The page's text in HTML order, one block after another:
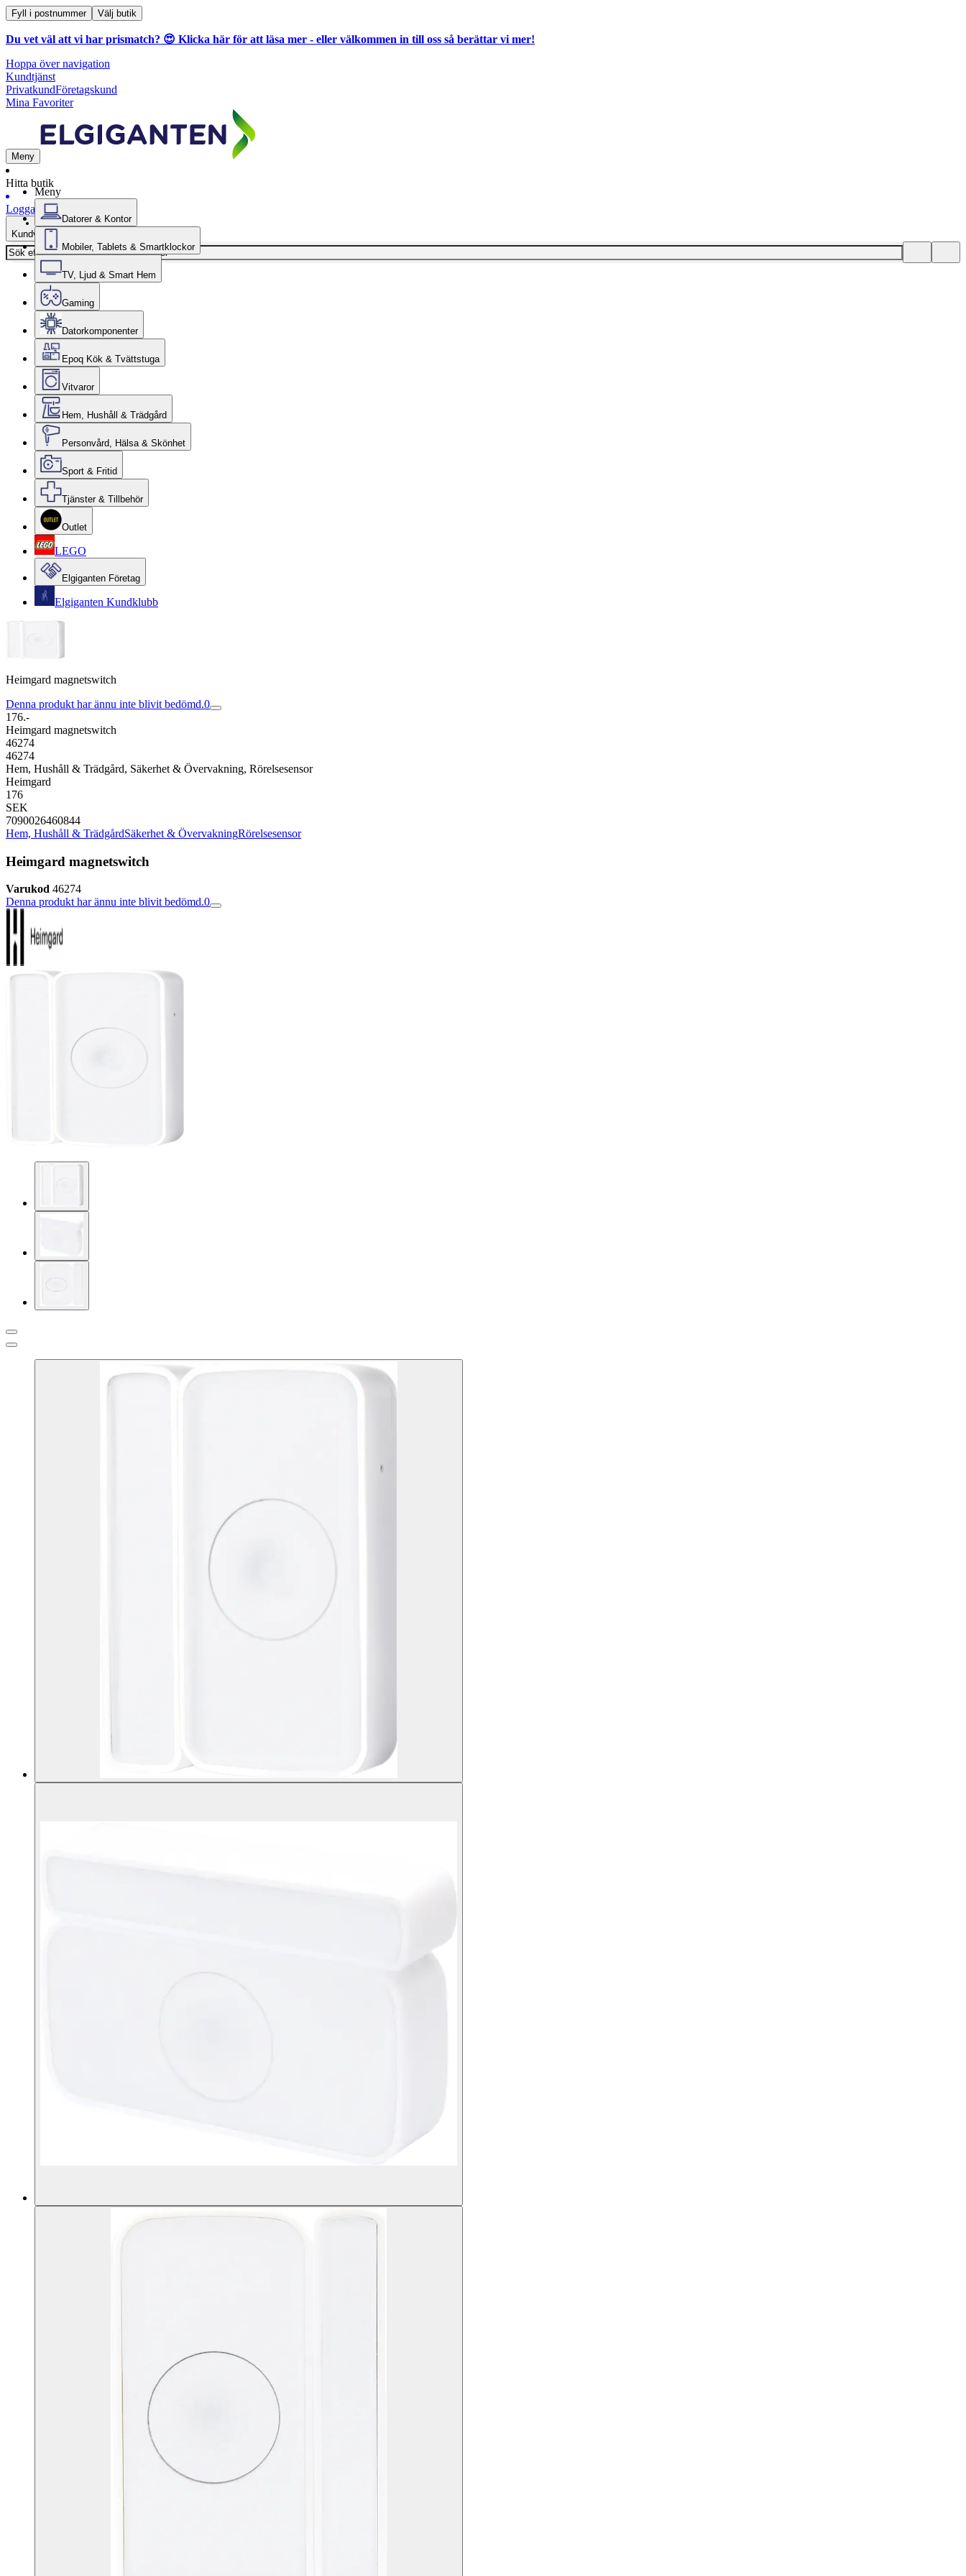
Fyll i postnummer Välj butik
Du vet väl att vi har prismatch? 😍 Klicka här för att läsa mer - eller välkommen in till oss så berättar vi mer!
Hoppa över navigation
Kundtjänst
PrivatkundFöretagskund
Mina Favoriter
Meny
Hitta butik
Logga in
Kundvagn
Meny
Datorer & Kontor
Mobiler, Tablets & Smartklockor
TV, Ljud & Smart Hem
Gaming
Datorkomponenter
Epoq Kök & Tvättstuga
Vitvaror
Hem, Hushåll & Trädgård
Personvård, Hälsa & Skönhet
Sport & Fritid
Tjänster & Tillbehör
Outlet
LEGO
Elgiganten Företag
Elgiganten Kundklubb
Heimgard magnetswitch
Denna produkt har ännu inte blivit bedömd.0
176.-
Heimgard magnetswitch
46274
46274
Hem, Hushåll & Trädgård, Säkerhet & Övervakning, Rörelsesensor
Heimgard
176
SEK
7090026460844
Hem, Hushåll & TrädgårdSäkerhet & ÖvervakningRörelsesensor
Heimgard magnetswitch
Varukod 46274
Denna produkt har ännu inte blivit bedömd.0